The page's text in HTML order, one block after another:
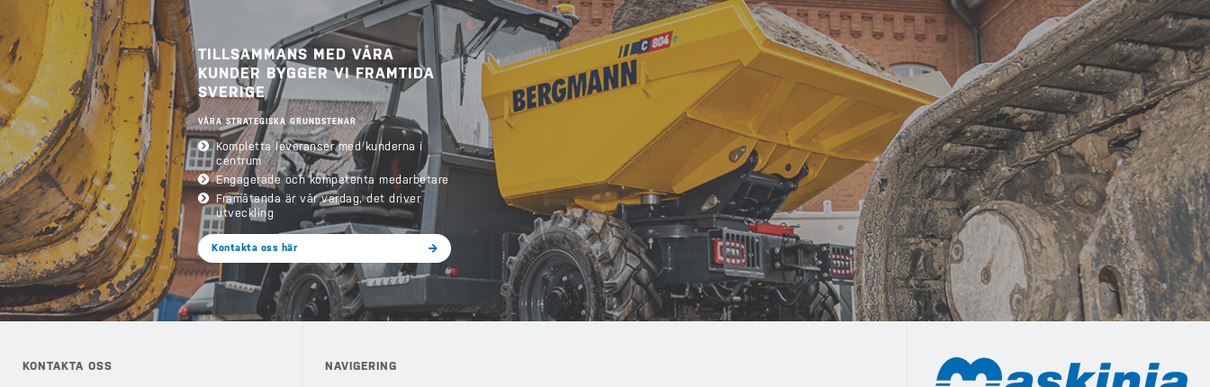
TILLSAMMANS MED VÅRA
KUNDER BYGGER VI FRAMTIDA
SVERIGE
VÅRA STRATEGISKA GRUNDSTENAR
Kompletta leveranser med kunderna i
centrum
Engagerade och kompetenta medarbetare
Framåtanda är vår vardag, det driver
utveckling
Kontakta oss här
KONTAKTA OSS NAVIGERING